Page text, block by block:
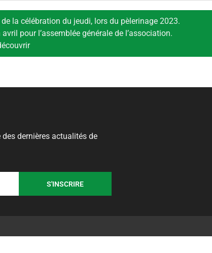
la célébration du jeudi, lors du pèlerinage 2023.
pour l’assemblée générale de l’association.
dernières actualités de
S'INSCRIRE